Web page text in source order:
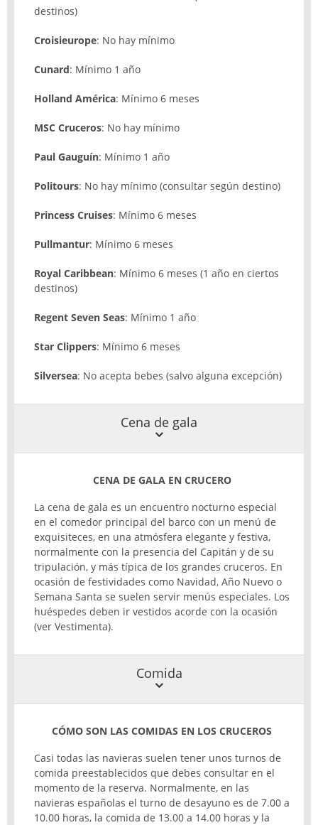
destinos)
Croisieurope: No hay mínimo
Cunard: Mínimo 1 año
Holland América: Mínimo 6 meses
MSC Cruceros: No hay mínimo
Paul Gauguín: Mínimo 1 año
Politours: No hay mínimo (consultar según destino)
Princess Cruises: Mínimo 6 meses
Pullmantur: Mínimo 6 meses
Royal Caribbean: Mínimo 6 meses (1 año en ciertos
destinos)
Regent Seven Seas: Mínimo 1 año
Star Clippers: Mínimo 6 meses
Silversea: No acepta bebes (salvo alguna excepción)
Cena de gala
CENA DE GALA EN CRUCERO
La cena de gala es un encuentro nocturno especial
en el comedor principal del barco con un menú de
exquisiteces, en una atmósfera elegante y festiva,
normalmente con la presencia del Capitán y de su
tripulación, y más típica de los grandes cruceros. En
ocasión de festividades como Navidad, Año Nuevo o
Semana Santa se suelen servir menús especiales. Los
huéspedes deben ir vestidos acorde con la ocasión
(ver Vestimenta).
Comida
CÓMO SON LAS COMIDAS EN LOS CRUCEROS
Casi todas las navieras suelen tener unos turnos de
comida preestablecidos que debes consultar en el
momento de la reserva. Normalmente, en las
navieras españolas el turno de desayuno es de 7.00 a
10.00 horas, la comida de 13.00 a 14.00 horas y la